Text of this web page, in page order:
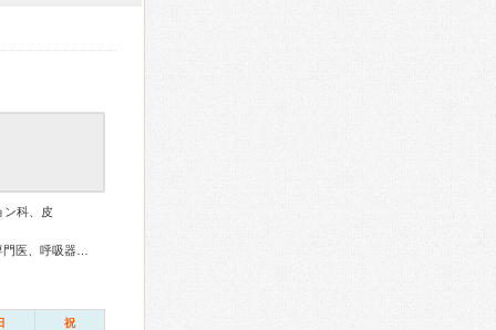
ン科、皮
祝